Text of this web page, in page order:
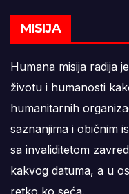
MISIJA
Humana misija radija
životu i humanosti
humanitarnih
saznanjima i običnim
sa invaliditetom
kakvog datuma, a u